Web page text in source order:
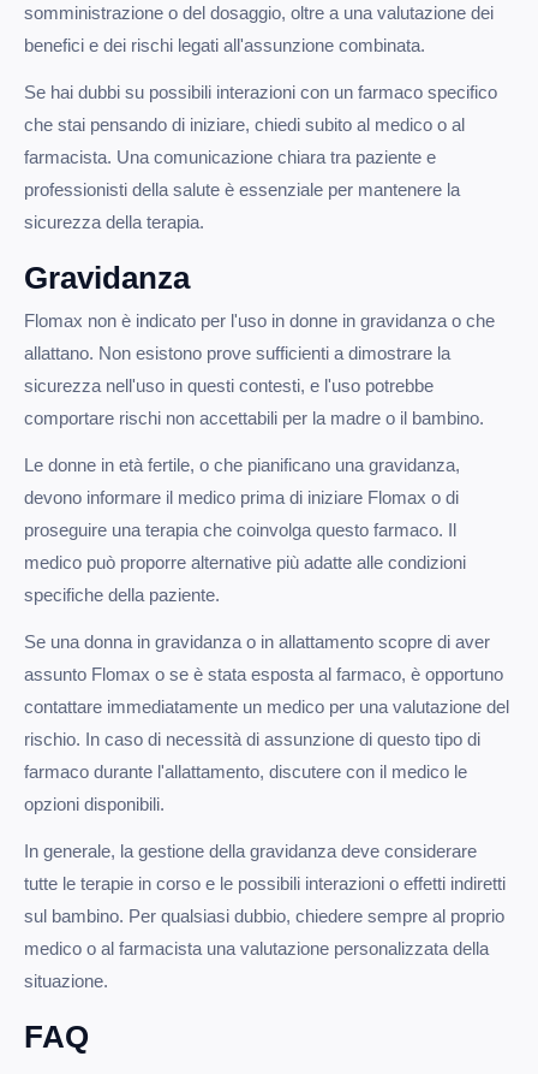
somministrazione o del dosaggio, oltre a una valutazione dei
benefici e dei rischi legati all'assunzione combinata.
Se hai dubbi su possibili interazioni con un farmaco specifico
che stai pensando di iniziare, chiedi subito al medico o al
farmacista. Una comunicazione chiara tra paziente e
professionisti della salute è essenziale per mantenere la
sicurezza della terapia.
Gravidanza
Flomax non è indicato per l'uso in donne in gravidanza o che
allattano. Non esistono prove sufficienti a dimostrare la
sicurezza nell'uso in questi contesti, e l'uso potrebbe
comportare rischi non accettabili per la madre o il bambino.
Le donne in età fertile, o che pianificano una gravidanza,
devono informare il medico prima di iniziare Flomax o di
proseguire una terapia che coinvolga questo farmaco. Il
medico può proporre alternative più adatte alle condizioni
specifiche della paziente.
Se una donna in gravidanza o in allattamento scopre di aver
assunto Flomax o se è stata esposta al farmaco, è opportuno
contattare immediatamente un medico per una valutazione del
rischio. In caso di necessità di assunzione di questo tipo di
farmaco durante l'allattamento, discutere con il medico le
opzioni disponibili.
In generale, la gestione della gravidanza deve considerare
tutte le terapie in corso e le possibili interazioni o effetti indiretti
sul bambino. Per qualsiasi dubbio, chiedere sempre al proprio
medico o al farmacista una valutazione personalizzata della
situazione.
FAQ